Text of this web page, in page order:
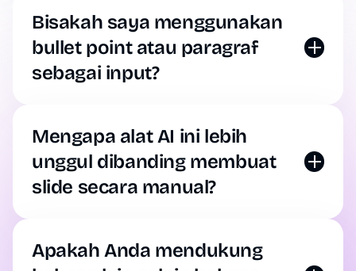
Bisakah saya menggunakan
bullet point atau paragraf
sebagai input?
mentah. AI selalu menyesuaikan isi sesuai format
Mengapa alat AI ini lebih
unggul dibanding membuat
slide secara manual?
mengotomatisasi seluruh proses tersebut untuk
Anda.
Apakah Anda mendukung